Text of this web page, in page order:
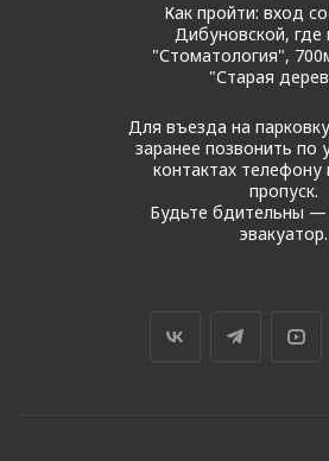
Как пройти: вход
Дибуновской, где
"Стоматология",
"Старая
Для въезда на
заранее позвонить по
контактах телефону
пропуск.
Будьте бдительны —
эвакуатор.